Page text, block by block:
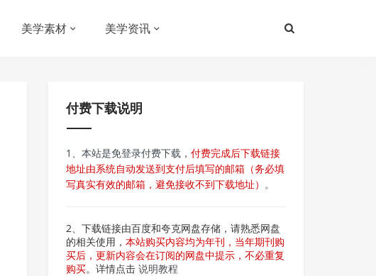
美学素材 美学资讯
付费下载说明
1、本站是免登录付费下载，付费完成后下载链接
地址由系统自动发送到支付后填写的邮箱（务必填
写真实有效的邮箱，避免接收不到下载地址） 。
2、下载链接由百度和夸克网盘存储，请熟悉网盘
的相关使用，本站购买内容均为年刊，当年期刊购
买后，更新内容会在订阅的网盘中提示，不必重复
购买。详情点击说明教程